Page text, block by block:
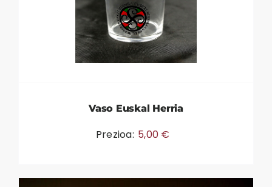
Vaso Euskal Herria
Prezioa: 5,00 €